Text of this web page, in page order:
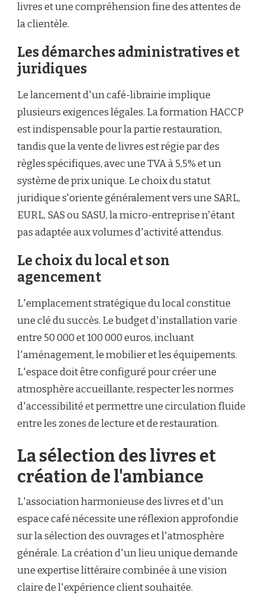
livres et une compréhension fine des attentes de
la clientèle.
Les démarches administratives et
juridiques
Le lancement d'un café-librairie implique
plusieurs exigences légales. La formation HACCP
est indispensable pour la partie restauration,
tandis que la vente de livres est régie par des
règles spécifiques, avec une TVA à 5,5% et un
système de prix unique. Le choix du statut
juridique s'oriente généralement vers une SARL,
EURL, SAS ou SASU, la micro-entreprise n'étant
pas adaptée aux volumes d'activité attendus.
Le choix du local et son
agencement
L'emplacement stratégique du local constitue
une clé du succès. Le budget d'installation varie
entre 50 000 et 100 000 euros, incluant
l'aménagement, le mobilier et les équipements.
L'espace doit être configuré pour créer une
atmosphère accueillante, respecter les normes
d'accessibilité et permettre une circulation fluide
entre les zones de lecture et de restauration.
La sélection des livres et
création de l'ambiance
L'association harmonieuse des livres et d'un
espace café nécessite une réflexion approfondie
sur la sélection des ouvrages et l'atmosphère
générale. La création d'un lieu unique demande
une expertise littéraire combinée à une vision
claire de l'expérience client souhaitée.